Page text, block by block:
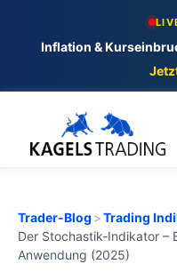
Inflation &
Trader-Blog >Trading
Der Stochastik-Indikator –
Anwendung (2025)